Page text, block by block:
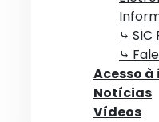
⤷ SIC
⤷
Acesso
Notícias
Vídeos